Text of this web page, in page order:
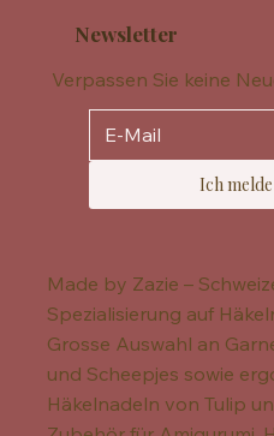
Newsletter
Verpassen Sie keine
Ich
Made by Zazie –
Spezialisierung auf
Grosse Auswahl an
und Scheepjes sowie
Häkelnadeln von Tulip